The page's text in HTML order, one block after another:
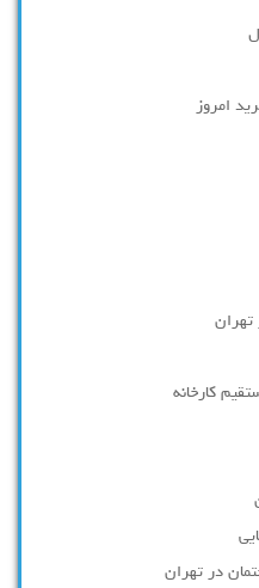
امروز
تهران
کارخانه
در تهران